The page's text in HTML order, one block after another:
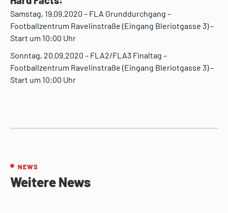
Samstag, 19.09.2020 – FLA Grunddurchgang –
Footballzentrum Ravelinstraße (Eingang Bleriotgasse 3) –
Start um 10:00 Uhr
Sonntag, 20.09.2020 – FLA2/FLA3 Finaltag –
Footballzentrum Ravelinstraße (Eingang Bleriotgasse 3) –
Start um 10:00 Uhr
NEWS
Weitere News